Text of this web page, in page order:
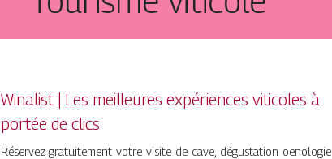
Winalist | Les meilleures expériences viticoles à
portée de clics
Réservez gratuitement votre visite de cave, dégustation oenologie